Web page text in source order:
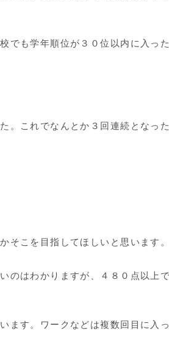
でも学年順位が３０位以内に入った
。これでなんとか３回連続となった
そこを目指してほしいと思います。
のはわかりますが、４８０点以上で
ます。ワークなどは複数回目に入っ